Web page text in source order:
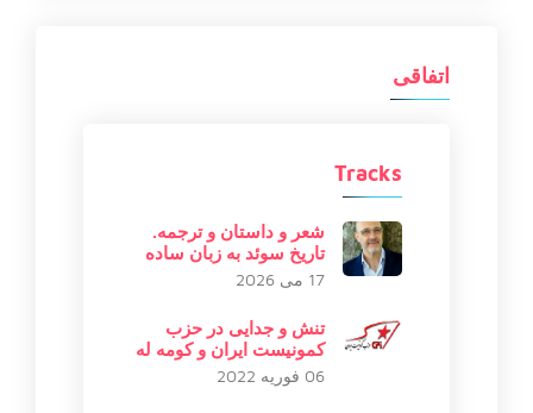
اتفاقی
Tracks
شعر و داستان و ترجمه.
تاریخ سوئد به زبان ساده
17 می 2026
تنش و جدایی در حزب
کمونیست ایران و کومه له
06 فوریه 2022